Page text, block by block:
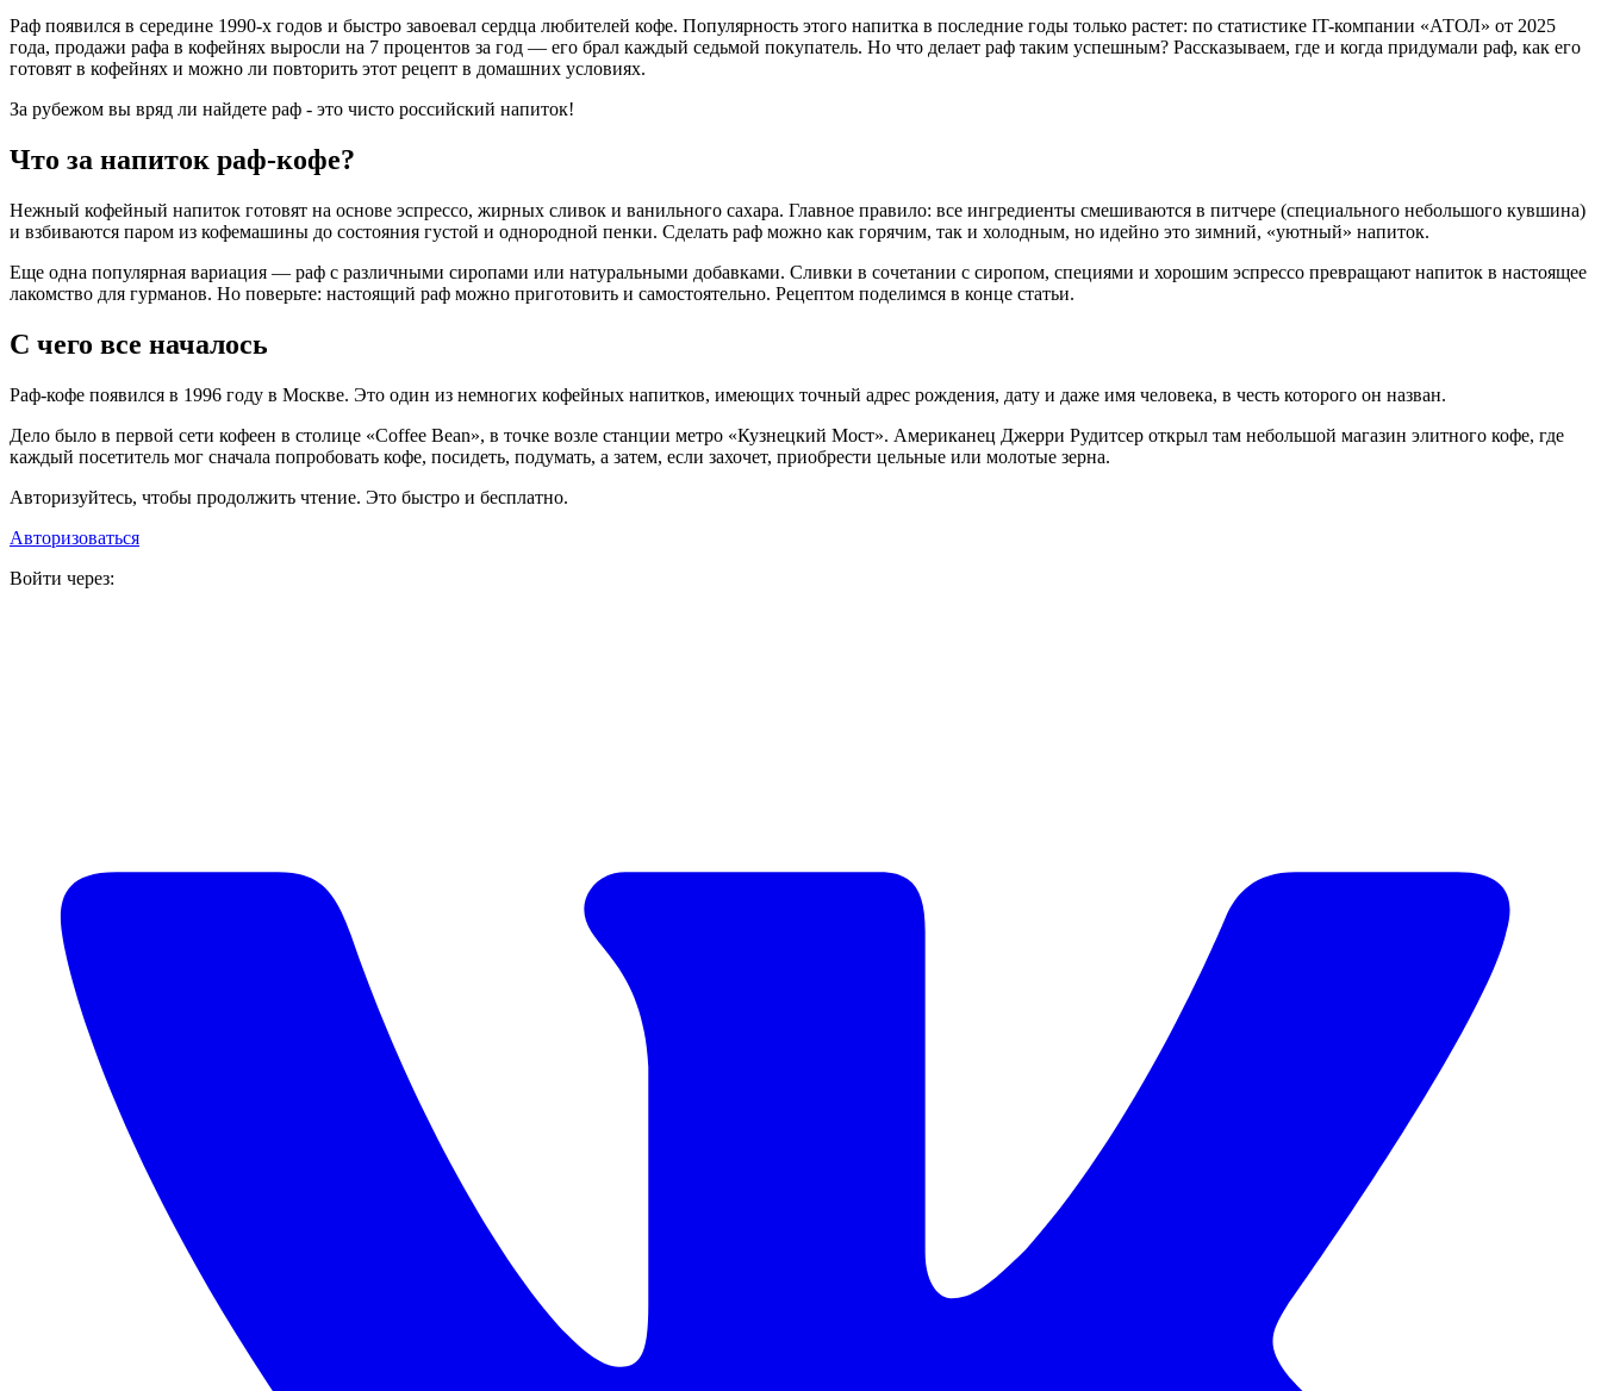
Раф появился в середине 1990-х годов и быстро завоевал сердца любителей кофе. Популярность этого напитка в последние годы только растет: по статистике IT-компании «АТОЛ» от 2025
года, продажи рафа в кофейнях выросли на 7 процентов за год — его брал каждый седьмой покупатель. Но что делает раф таким успешным? Рассказываем, где и когда придумали раф, как его
готовят в кофейнях и можно ли повторить этот рецепт в домашних условиях.
За рубежом вы вряд ли найдете раф - это чисто российский напиток!
Что за напиток раф-кофе?
Нежный кофейный напиток готовят на основе эспрессо, жирных сливок и ванильного сахара. Главное правило: все ингредиенты смешиваются в питчере (специального небольшого кувшина)
и взбиваются паром из кофемашины до состояния густой и однородной пенки. Сделать раф можно как горячим, так и холодным, но идейно это зимний, «уютный» напиток.
Еще одна популярная вариация — раф с различными сиропами или натуральными добавками. Сливки в сочетании с сиропом, специями и хорошим эспрессо превращают напиток в настоящее
лакомство для гурманов. Но поверьте: настоящий раф можно приготовить и самостоятельно. Рецептом поделимся в конце статьи.
С чего все началось
Раф-кофе появился в 1996 году в Москве. Это один из немногих кофейных напитков, имеющих точный адрес рождения, дату и даже имя человека, в честь которого он назван.
Дело было в первой сети кофеен в столице «Coffee Bean», в точке возле станции метро «Кузнецкий Мост». Американец Джерри Рудитсер открыл там небольшой магазин элитного кофе, где
каждый посетитель мог сначала попробовать кофе, посидеть, подумать, а затем, если захочет, приобрести цельные или молотые зерна.
Авторизуйтесь, чтобы продолжить чтение. Это быстро и бесплатно.
Авторизоваться
Войти через: